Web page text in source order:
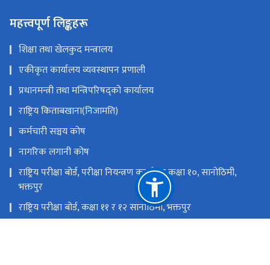
महत्त्वपूर्ण लिङ्कहरू
शिक्षा तथा खेलकुद मन्त्रालय
एकीकृत कार्यालय व्यवस्थापन प्रणाली
प्रधानमन्त्री तथा मन्त्रिपरिषद्को कार्यालय
राष्ट्रिय किताबखाना(निजामति)
कर्मचारी सञ्चय कोष
नागरिक लगानी कोष
राष्ट्रिय परीक्षा बोर्ड, परीक्षा नियन्त्रण कार्यालय कक्षा १०, सानोठिमी,
भक्तपुर
राष्ट्रिय परीक्षा बोर्ड, कक्षा ११ र १२ सानोठिमी, भक्तपुर